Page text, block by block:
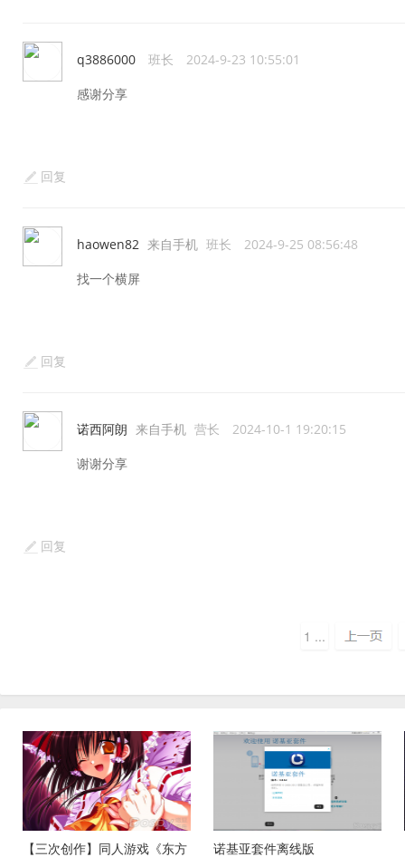
q3886000 班长 2024-9-23 10:55:01
感谢分享
回复
haowen82 来自手机 班长 2024-9-25 08:56:48
找一个横屏
回复
诺西阿朗 来自手机 营长 2024-10-1 19:20:15
谢谢分享
回复
1 ...
【三次创作】同人游戏《东方
诺基亚套件离线版